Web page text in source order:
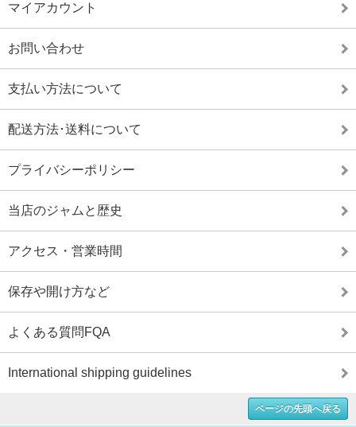
マイアカウント
お問い合わせ
支払い方法について
配送方法･送料について
プライバシーポリシー
当店のジャムと歴史
アクセス・営業時間
保存や開け方など
よくある質問FQA
International shipping guidelines
ページの先頭へ戻る